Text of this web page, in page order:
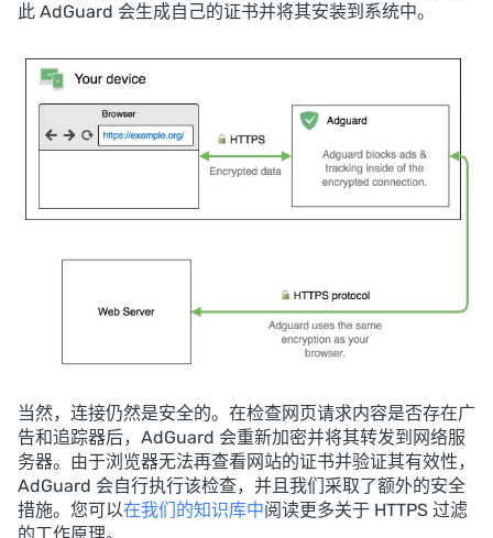
此 AdGuard 会生成自己的证书并将其安装到系统中。
当然，连接仍然是安全的。在检查网页请求内容是否存在广
告和追踪器后，AdGuard 会重新加密并将其转发到网络服
务器。由于浏览器无法再查看网站的证书并验证其有效性，
AdGuard 会自行执行该检查，并且我们采取了额外的安全
措施。您可以在我们的知识库中阅读更多关于 HTTPS 过滤